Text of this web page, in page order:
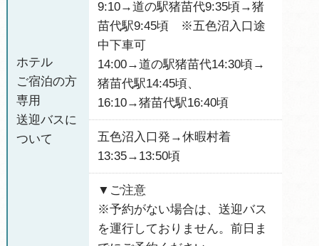
ホテル
ご宿泊の方
専用
送迎バスに
ついて
9:10→道の駅猪苗代9:35頃→猪
苗代駅9:45頃 ※五色沼入口途
中下車可
14:00→道の駅猪苗代14:30頃→
猪苗代駅14:45頃、
16:10→猪苗代駅16:40頃
五色沼入口発→休暇村着
13:35→13:50頃
▼ご注意
※予約がない場合は、送迎バス
を運行しておりません。前日ま